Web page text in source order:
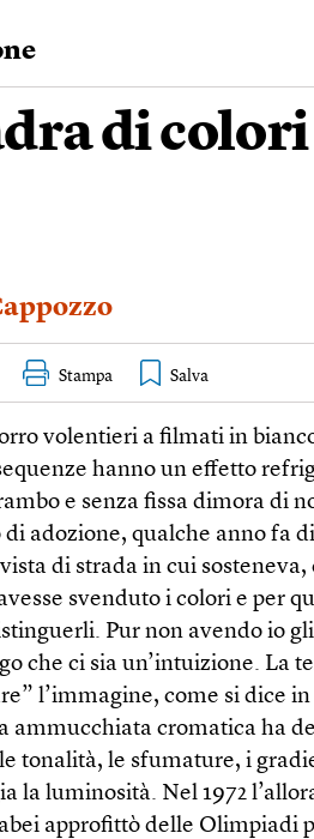
di colori
Stampa
volentieri a filmati in
hanno un effetto
e senza fissa dimora di
adozione, qualche anno fa
di strada in cui
svenduto i colori e per
Pur non avendo io
che ci sia un’intuizione. La
l’immagine, come si dice
ammucchiata cromatica ha
tonalità, le sfumature, i
la luminosità. Nel 1972
approfittò delle Olimpiadi